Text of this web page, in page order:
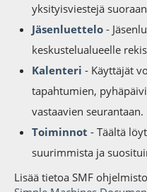
yksityisviestejä
Jäsenluettelo -
keskustelualueelle
Kalenteri - Käyttäjät
tapahtumien,
vastaavien seurantaan.
Toiminnot - Täältä
suurimmista ja
Lisää tietoa SMF